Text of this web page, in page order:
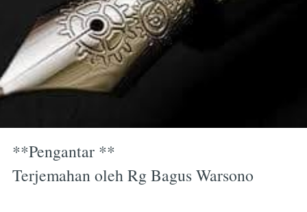
**Pengantar **
Terjemahan oleh Rg Bagus Warsono